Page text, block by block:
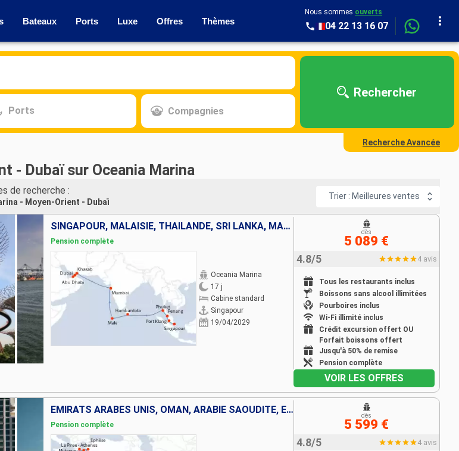
Bateaux Ports Luxe Offres Thèmes
Nous sommes ouverts
04 22 13 16 07
Ports Compagnies
Rechercher
Recherche Avancée
- Dubaï sur Oceania Marina
de recherche :
- Moyen-Orient - Dubaï
Trier : Meilleures ventes
SINGAPOUR, MALAISIE, THAÏLANDE, SRI LANKA, MALDIVES, INDE, OMAN, EMIRATS ARABES UNIS
Pension complète
Oceania Marina
17 j
Cabine standard
Singapour
19/04/2029
4.8/5 4 avis
Tous les restaurants inclus
Boissons sans alcool illimitées
Pourboires inclus
Wi-Fi illimité inclus
Crédit excursion offert OU
Forfait boissons offert
Jusqu'à 50% de remise
Pension complète
dès
5 089 €
VOIR LES OFFRES
EMIRATS ARABES UNIS, OMAN, ARABIE SAOUDITE, EGYPTE, JORDANIE, CHYPRE, GRÈCE, TURQUIE
Pension complète
4.8/5 4 avis
dès
5 599 €